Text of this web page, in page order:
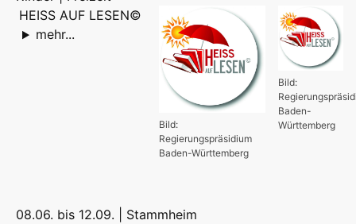
Bild:
Baden-
Württemberg
Bild:
Regierungspräsidium
Baden-Württemberg
HEISS AUF LESEN©
mehr...
08.06. bis 12.09. | Stammheim